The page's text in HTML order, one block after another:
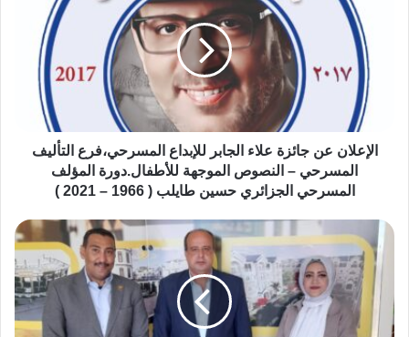
الإعلان عن جائزة علاء الجابر للإبداع المسرحي،فرع التأليف
المسرحي – النصوص الموجهة للأطفال.دورة المؤلف
المسرحي الجزائري حسين طايلب ( 1966 – 2021 )